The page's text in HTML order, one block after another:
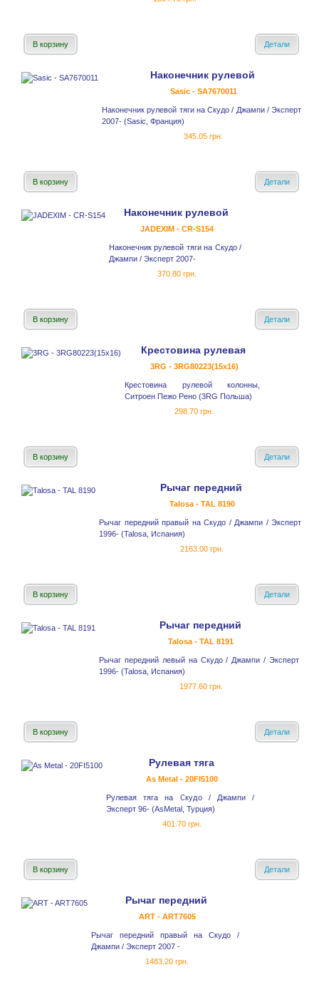
В корзину Детали
Наконечник рулевой
Sasic - SA7670011
Наконечник рулевой тяги на Скудо / Джампи / Эксперт
2007- (Sasic, Франция)
345.05 грн.
В корзину Детали
Наконечник рулевой
JADEXIM - CR-S154
Наконечник рулевой тяги на Скудо /
Джампи / Эксперт 2007-
370.80 грн.
В корзину Детали
Крестовина рулевая
3RG - 3RG80223(15x16)
Крестовина рулевой колонны,
Ситроен Пежо Рено (3RG Польша)
298.70 грн.
В корзину Детали
Рычаг передний
Talosa - TAL 8190
Рычаг передний правый на Скудо / Джампи / Эксперт
1996- (Talosa, Испания)
2163.00 грн.
В корзину Детали
Рычаг передний
Talosa - TAL 8191
Рычаг передний левый на Скудо / Джампи / Эксперт
1996- (Talosa, Испания)
1977.60 грн.
В корзину Детали
Рулевая тяга
As Metal - 20FI5100
Рулевая тяга на Скудо / Джампи /
Эксперт 96- (AsMetal, Турция)
401.70 грн.
В корзину Детали
Рычаг передний
ART - ART7605
Рычаг передний правый на Скудо /
Джампи / Эксперт 2007 -
1483.20 грн.